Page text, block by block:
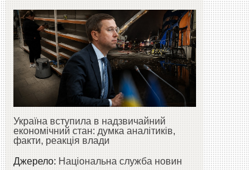
Україна вступила в надзвичайний
економічний стан: думка аналітиків,
факти, реакція влади
Джерело:Національна служба новин